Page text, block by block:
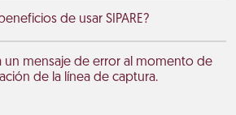
de usar SIPARE?
un mensaje de error al momento de
de la línea de captura.